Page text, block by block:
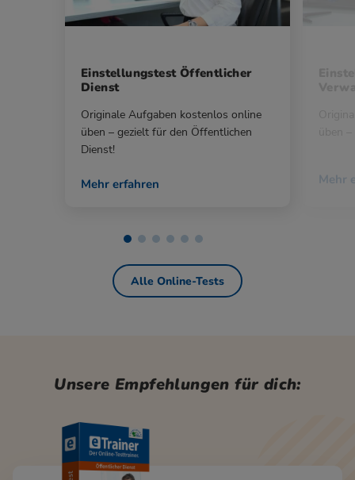
Einstellungstest Öffentlicher
Dienst
Originale Aufgaben kostenlos online
üben – gezielt für den Öffentlichen
Dienst!
Mehr erfahren Mehr
Alle Online-Tests
Unsere Empfehlungen für dich: